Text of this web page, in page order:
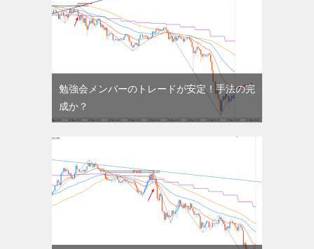
勉強会メンバーのトレードが安定！手法の完
成か？